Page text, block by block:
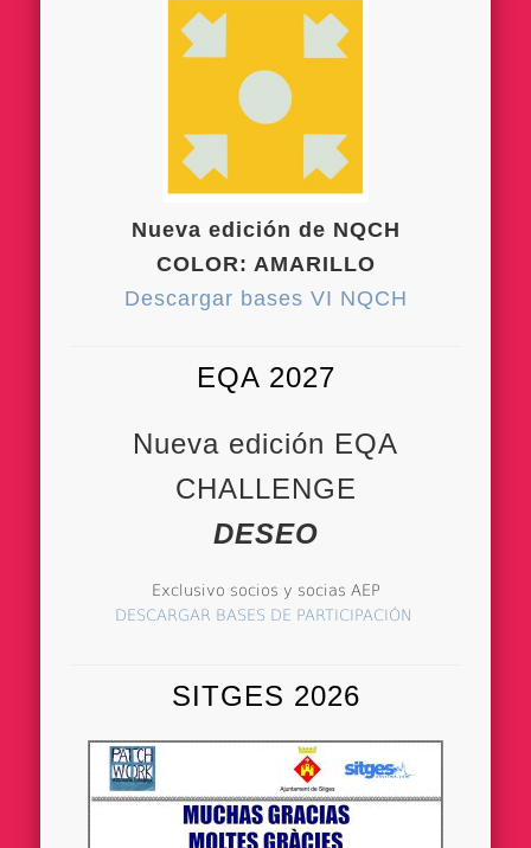
Nueva edición de NQCH
COLOR: AMARILLO
Descargar bases VI NQCH
EQA 2027
Nueva edición EQA
CHALLENGE
DESEO
Exclusivo socios y socias AEP
DESCARGAR BASES DE PARTICIPACIÓN
SITGES 2026